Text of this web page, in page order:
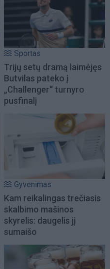
Sportas
Trijų setų dramą laimėjęs
Butvilas pateko į
„Challenger“ turnyro
pusfinalį
Gyvenimas
Kam reikalingas trečiasis
skalbimo mašinos
skyrelis: daugelis jį
sumaišo